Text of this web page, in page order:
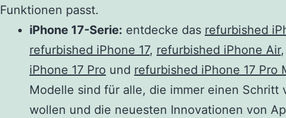
Funktionen passt.
iPhone 17-Serie: entdecke das refurbished
refurbished iPhone 17, refurbished iPhone Air,
iPhone 17 Pro und refurbished iPhone 17 Pro
Modelle sind für alle, die immer einen Schritt
wollen und die neuesten Innovationen von